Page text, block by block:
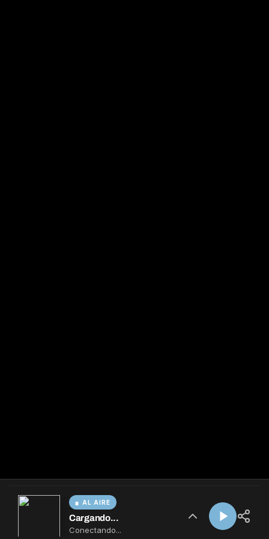
AL AIRE
Cargando...
Conectando...